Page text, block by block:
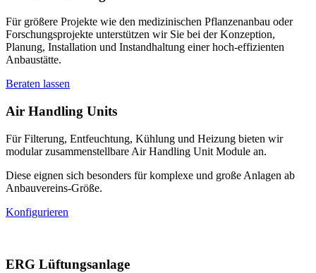
Für größere Projekte wie den medizinischen Pflanzenanbau oder
Forschungsprojekte unterstützen wir Sie bei der Konzeption,
Planung, Installation und Instandhaltung einer hoch-effizienten
Anbaustätte.
Beraten lassen
Air Handling Units
Für Filterung, Entfeuchtung, Kühlung und Heizung bieten wir
modular zusammenstellbare Air Handling Unit Module an.
Diese eignen sich besonders für komplexe und große Anlagen ab
Anbauvereins-Größe.
Konfigurieren
ERG Lüftungsanlage